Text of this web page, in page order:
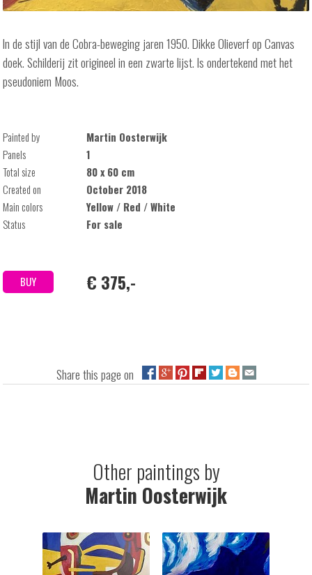
In de stijl van de Cobra-beweging jaren 1950. Dikke Olieverf op Canvas
doek. Schilderij zit origineel in een zwarte lijst. Is ondertekend met het
pseudoniem Moos.
Painted by
Martin Oosterwijk
Panels
1
Total size
80 x 60 cm
Created on
October 2018
Main colors
Yellow / Red / White
Status
For sale
BUY € 375,-
Share this page on
Other paintings by
Martin Oosterwijk